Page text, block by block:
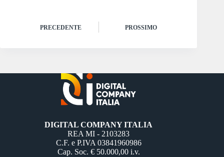
PRECEDENTE PROSSIMO
DIGITAL COMPANY ITALIA
REA MI - 2103283
C.F. e P.IVA 03841960986
Cap. Soc. € 50.000,00 i.v.